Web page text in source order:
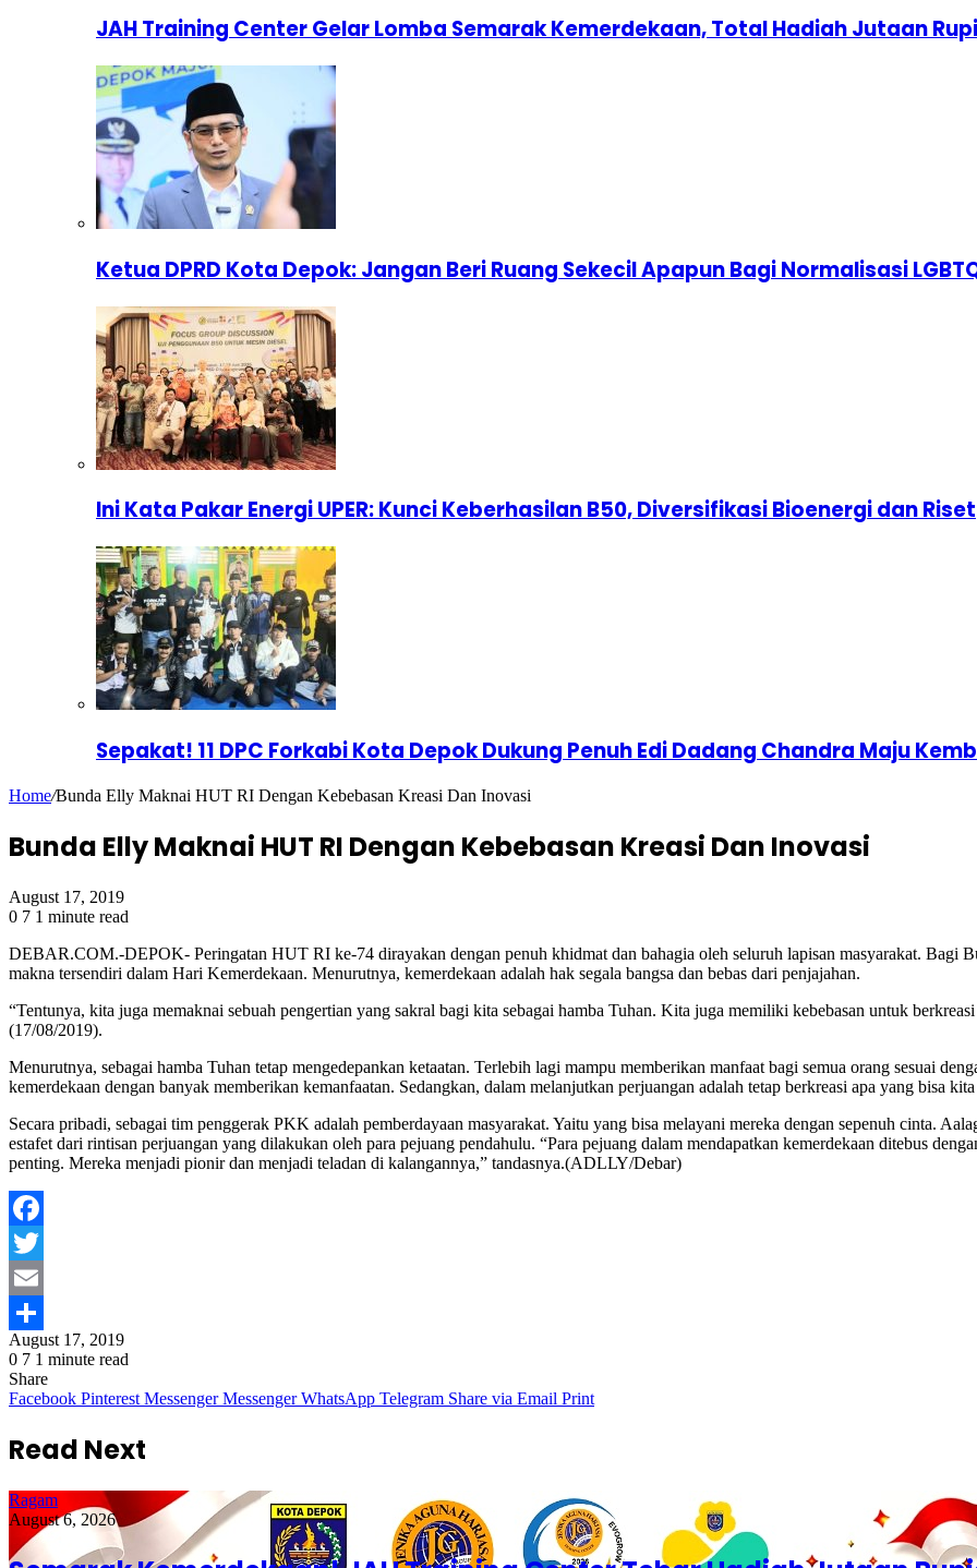
JAH Training Center Gelar Lomba Semarak Kemerdekaan, Total Hadiah Jutaan
Ketua DPRD Kota Depok: Jangan Beri Ruang Sekecil Apapun Bagi Normalisasi
Ini Kata Pakar Energi UPER: Kunci Keberhasilan B50, Diversifikasi Bioenergi dan Riset
Sepakat! 11 DPC Forkabi Kota Depok Dukung Penuh Edi Dadang Chandra Maju
Home/Bunda Elly Maknai HUT RI Dengan Kebebasan Kreasi Dan Inovasi
Bunda Elly Maknai HUT RI Dengan Kebebasan Kreasi Dan Inovasi
August 17, 2019
0 7 1 minute read
DEBAR.COM.-DEPOK- Peringatan HUT RI ke-74 dirayakan dengan penuh khidmat dan bahagia oleh seluruh lapisan masyarakat.
makna tersendiri dalam Hari Kemerdekaan. Menurutnya, kemerdekaan adalah hak segala bangsa dan bebas dari penjajahan.
“Tentunya, kita juga memaknai sebuah pengertian yang sakral bagi kita sebagai hamba Tuhan. Kita juga memiliki kebebasan untuk
(17/08/2019).
Menurutnya, sebagai hamba Tuhan tetap mengedepankan ketaatan. Terlebih lagi mampu memberikan manfaat bagi semua orang sesuai
kemerdekaan dengan banyak memberikan kemanfaatan. Sedangkan, dalam melanjutkan perjuangan adalah tetap berkreasi apa yang bisa
Secara pribadi, sebagai tim penggerak PKK adalah pemberdayaan masyarakat. Yaitu yang bisa melayani mereka dengan sepenuh cinta.
estafet dari rintisan perjuangan yang dilakukan oleh para pejuang pendahulu. “Para pejuang dalam mendapatkan kemerdekaan ditebus
penting. Mereka menjadi pionir dan menjadi teladan di kalangannya,” tandasnya.(ADLLY/Debar)
Facebook
Twitter
Email
Share
August 17, 2019
0 7 1 minute read
Share
Facebook Pinterest Messenger Messenger WhatsApp Telegram Share via Email Print
Read Next
Ragam
August 6, 2026